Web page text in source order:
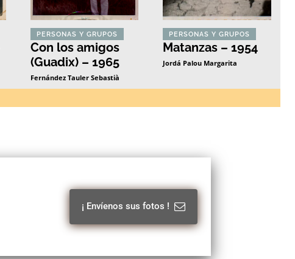
PERSONAS Y GRUPOS
Con los amigos
(Guadix) – 1965
Fernández Tauler Sebastià
PERSONAS Y GRUPOS
Matanzas – 1954
Jordá Palou Margarita
¡ Envíenos sus fotos !